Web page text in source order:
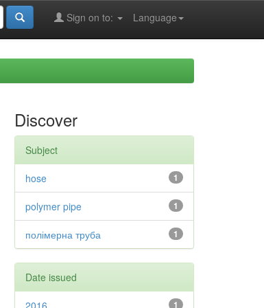
Language
Sign on to:
Discover
Subject
1
hose
1
polymer pipe
1
полімерна труба
Date issued
1
2016